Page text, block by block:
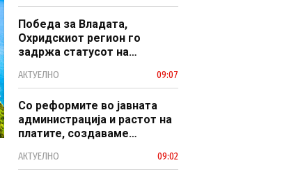
Победа за Владата,
Охридскиот регион го
задржа статусот на
наследство
АКТУЕЛНО 09:07
Со реформите во јавната
администрација и растот на
платите, создаваме
модерен јавен сектор
АКТУЕЛНО 09:02